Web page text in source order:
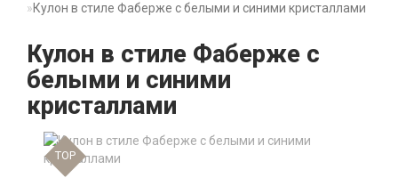
Кулон в стиле Фаберже с белыми и синими кристаллами
Кулон в стиле Фаберже с
белыми и синими
кристаллами
TOP